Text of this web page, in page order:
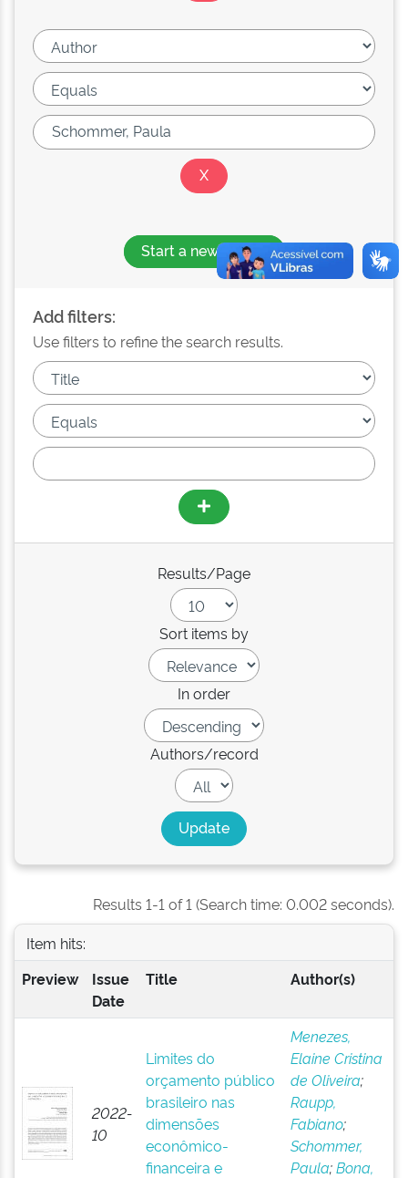
Start a new search
Add filters:
Use filters to refine the search results.
Results/Page
Sort items by
In order
Authors/record
Results 1-1 of 1 (Search time: 0.002 seconds).
Item hits:
Preview
Issue
Date
Title Author(s)
2022-
10
Limites do
orçamento público
brasileiro nas
dimensões
econômico-
financeira e
Menezes,
Elaine Cristina
de Oliveira;
Raupp,
Fabiano;
Schommer,
Paula;Bona,